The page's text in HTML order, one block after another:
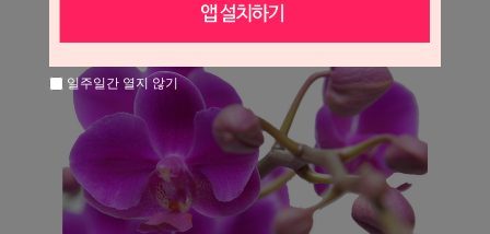
일주일간 열지 않기